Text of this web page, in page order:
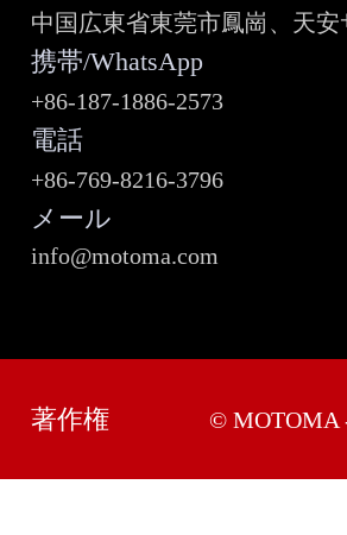
中国広東省東莞市鳳崗、天
携帯/WhatsApp
+86-187-1886-2573
電話
+86-769-8216-3796
メール
info@motoma.com
著作権 © MOTOMA